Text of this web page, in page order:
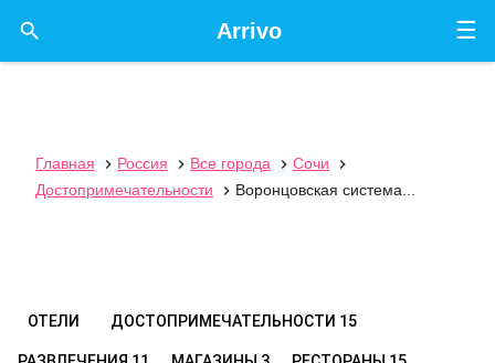
☰
Arrivo

Главная  Россия  Все города  Сочи

Достопримечательности
 Воронцовская система...
ОТЕЛИ ДОСТОПРИМЕЧАТЕЛЬНОСТИ 15